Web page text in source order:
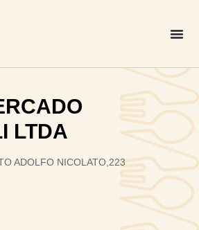
LTDA
ADOLFO NICOLATO,223